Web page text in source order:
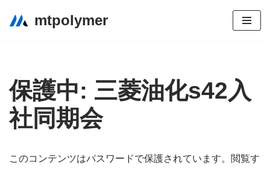
ン
ツ
へ
ス
ッ
mtpolymer
保護中: 三菱油化s42入
社同期会
このコンテンツはパスワードで保護されています。閲覧す